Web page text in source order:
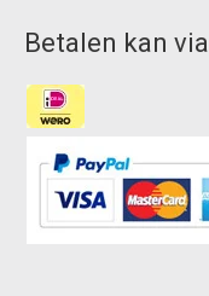
Betalen kan via